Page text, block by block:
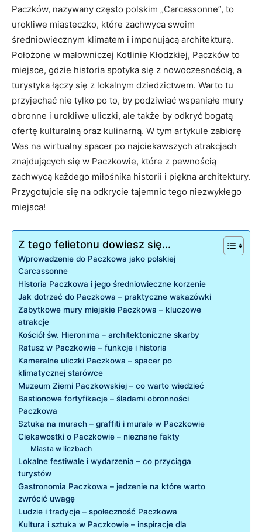
Paczków,​ nazywany⁣ często polskim „Carcassonne”, to
urokliwe miasteczko, które zachwyca swoim
średniowiecznym‍ klimatem i imponującą architekturą.⁣
Położone w malowniczej Kotlinie Kłodzkiej, Paczków to​
miejsce, gdzie historia‍ spotyka się z nowoczesnością, a ​
turystyka łączy się z lokalnym dziedzictwem. Warto ⁢tu
przyjechać⁤ nie tylko po to,⁤ by podziwiać wspaniałe mury
‌obronne i‍ urokliwe⁣ uliczki, ⁣ale ‍także ​by odkryć bogatą
ofertę kulturalną oraz ⁢kulinarną.⁤ W tym artykule zabiorę⁢
Was na wirtualny spacer​ po najciekawszych⁢ atrakcjach
znajdujących się w Paczkowie, ‌które⁤ z pewnością‌
zachwycą każdego miłośnika historii ⁢i piękna‍ architektury.
Przygotujcie się na odkrycie tajemnic tego⁢ niezwykłego​
miejsca!
Z tego felietonu dowiesz się...
Wprowadzenie do⁤ Paczkowa jako polskiej
Carcassonne
Historia Paczkowa i jego średniowieczne korzenie
Jak dotrzeć do Paczkowa ⁤– praktyczne wskazówki
Zabytkowe mury miejskie⁢ Paczkowa – kluczowe
atrakcje
Kościół św. ‌Hieronima – architektoniczne⁢ skarby
Ratusz w Paczkowie ‍– funkcje i historia
Kameralne uliczki Paczkowa – ‌spacer po⁣
klimatycznej starówce
Muzeum Ziemi Paczkowskiej – ‍co warto wiedzieć
Bastionowe fortyfikacje –‌ śladami ‍obronności
Paczkowa
Sztuka‍ na murach – graffiti i murale w Paczkowie
Ciekawostki o Paczkowie – ‍nieznane fakty
Miasta w liczbach
Lokalne ⁢festiwale ⁢i wydarzenia​ – co⁤ przyciąga
turystów
Gastronomia ⁣Paczkowa⁣ – jedzenie na które warto
zwrócić uwagę
Ludzie i ‌tradycje​ – ‍społeczność Paczkowa
Kultura ⁤i sztuka w Paczkowie – ‍inspiracje ​dla‌